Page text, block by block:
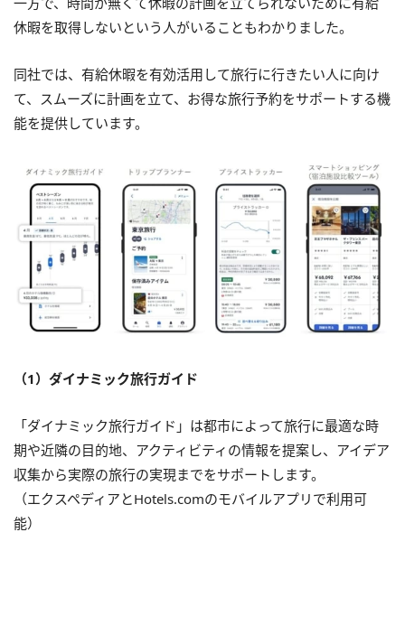
休暇を取得しないという人がいることもわかりました。
同社では、有給休暇を有効活用して旅行に行きたい人に向け
て、スムーズに計画を立て、お得な旅行予約をサポートする機
能を提供しています。
（1）ダイナミック旅行ガイド
「ダイナミック旅行ガイド」は都市によって旅行に最適な時
期や近隣の目的地、アクティビティの情報を提案し、アイデア
収集から実際の旅行の実現までをサポートします。
（エクスペディアとHotels.comのモバイルアプリで利用可
能）